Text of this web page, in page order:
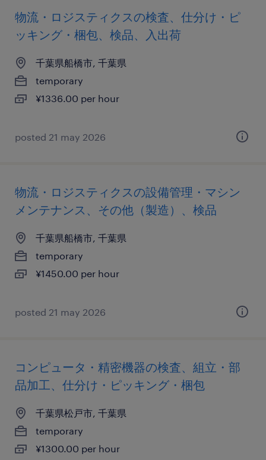
物流・ロジスティクスの検査、仕分け・ピ
ッキング・梱包、検品、入出荷
千葉県船橋市, 千葉県
temporary
¥1336.00 per hour
posted 21 may 2026
物流・ロジスティクスの設備管理・マシン
メンテナンス、その他（製造）、検品
千葉県船橋市, 千葉県
temporary
¥1450.00 per hour
posted 21 may 2026
コンピュータ・精密機器の検査、組立・部
品加工、仕分け・ピッキング・梱包
千葉県松戸市, 千葉県
temporary
¥1300.00 per hour